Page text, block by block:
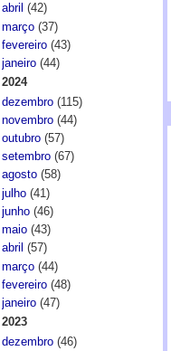
abril (42)
março(37)
fevereiro(43)
janeiro(44)
2024
dezembro(115)
novembro(44)
outubro(57)
setembro(67)
agosto(58)
julho(41)
junho(46)
maio(43)
abril (57)
março(44)
fevereiro(48)
janeiro(47)
2023
dezembro(46)